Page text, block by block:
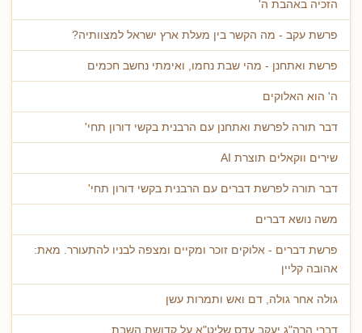
הזכיה באהבת ה'
פרשת עקב - מה הקשר בין מעלת ארץ ישראל למצוותיה?
פרשת ואתחנן - מהי שבת נחמו, ואימתי נחשב חכמים
ה' הוא האלוקים
דבר תורה לפרשת ואתחנן עם הרבנית בקשי דורון תחי'
שירים ווקאלים תוצרת AI
דבר תורה לפרשת דברים עם הרבנית בקשי דורון תחי'
משה נושא דברים
פרשת דברים - אלוקים זוכר ומקיים ומצפה לבניו להתעורר. מאת:
אהובה קליין
גולה אחר גולה, דם ואש ותמרות עשן
דברי הרה"ג יעקב עדס שליט"א על קדושת השבת